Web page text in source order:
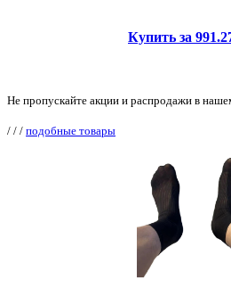
Купить за
Не пропускайте акции и распродажи в
/ / / подобные товары